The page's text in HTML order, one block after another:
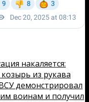
накаляется:
из рукава
демонстрировал
воинам и получил